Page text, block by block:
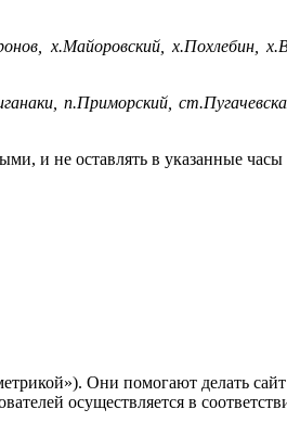
х.Майоровский, х.Похлебин,
п.Приморский,
и не оставлять в указанные
Они помогают делать
осуществляется в